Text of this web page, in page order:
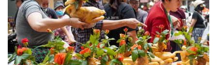
Chất lượng cuộc sống
Tuyển sinh
Học trực tuyến
Công nghệ
Hitech Công nghệ tương lai
Sản phẩm
Giao lưu trực tuyến